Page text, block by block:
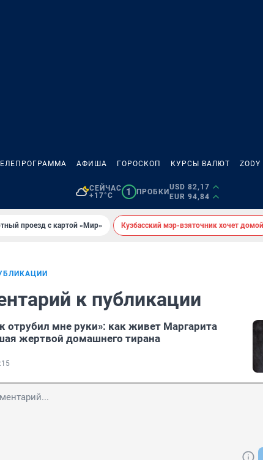
АФИША ГОРОСКОП КУРСЫ ВАЛЮТ ZODY
СЕЙЧАС
+17°C
1 ПРОБКИ
USD 82,17
EUR 94,84
проезд с картой «Мир» Кузбасский мэр-взяточник хочет домой
к публикации
отрубил мне руки»: как живет Маргарита
жертвой домашнего тирана